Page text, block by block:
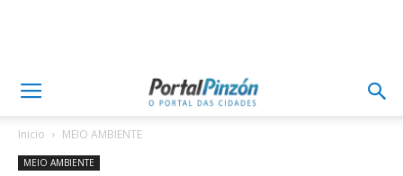
Inicio MEIO AMBIENTE
MEIO AMBIENTE